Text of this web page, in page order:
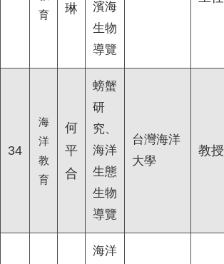
育
琳
濱海
生物
導覽
34
海
洋
教
育
何
平
合
螃蟹
研
究、
海洋
生態
生物
導覽
台灣海洋
大學
教授
海洋